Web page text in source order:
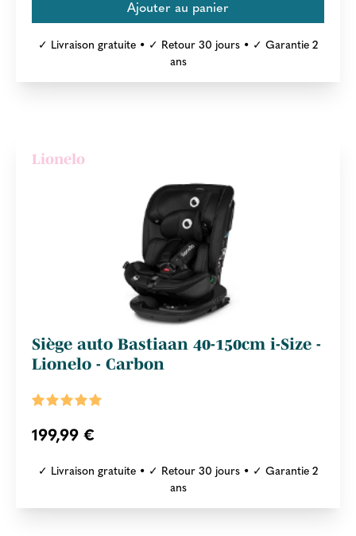
✓ Livraison gratuite • ✓ Retour 30 jours • ✓ Garantie 2
ans
Lionelo
Siège auto Bastiaan 40-150cm i-Size -
Lionelo - Carbon
199,99 €
✓ Livraison gratuite • ✓ Retour 30 jours • ✓ Garantie 2
ans